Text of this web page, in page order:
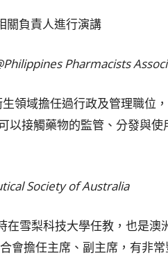
關負責人進行演講
Pharmacists
領域擔任過行政及管理職位
以接觸藥物的監管、分發與
Society of Australia
雪梨科技大學任教，也是澳
會擔任主席、副主席，有非